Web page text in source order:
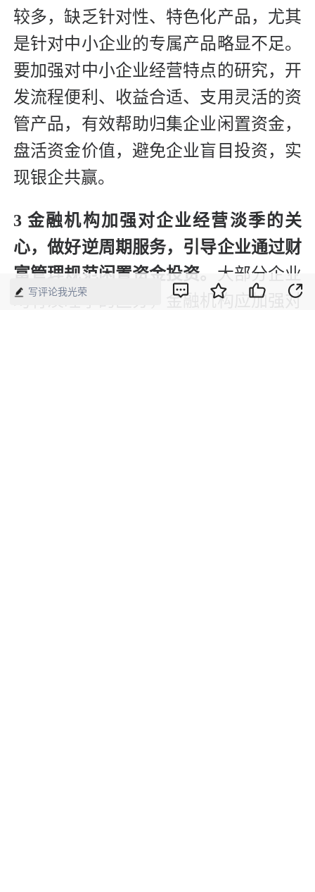
较多，缺乏针对性、特色化产品，尤其
是针对中小企业的专属产品略显不足。
要加强对中小企业经营特点的研究，开
发流程便利、收益合适、支用灵活的资
管产品，有效帮助归集企业闲置资金，
盘活资金价值，避免企业盲目投资，实
现银企共赢。
3 金融机构加强对企业经营淡季的关
心，做好逆周期服务，引导企业通过财
富管理规范闲置资金投资。 大部分企业
均有淡旺季的区分，金融机构应加强对
写评论我光荣